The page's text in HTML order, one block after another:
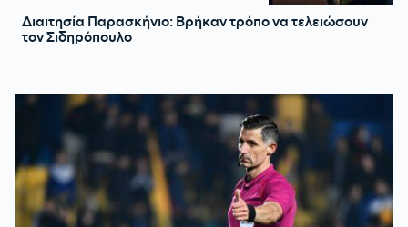
Διαιτησία Παρασκήνιο: Βρήκαν τρόπο να τελειώσουν
τον Σιδηρόπουλο